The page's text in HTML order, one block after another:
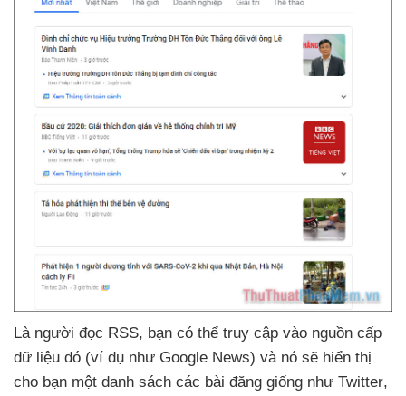
Là người đọc RSS, bạn có thể truy cập vào nguồn cấp
dữ liệu đó (ví dụ như Google News) và nó sẽ hiển thị
cho bạn một danh sách các bài đăng giống như Twitter,